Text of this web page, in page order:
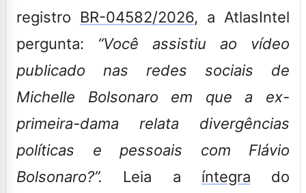
registro BR-04582/2026, a AtlasIntel
pergunta: “Você assistiu ao vídeo
publicado nas redes sociais de
Michelle Bolsonaro em que a ex-
primeira-dama relata divergências
políticas e pessoais com Flávio
Bolsonaro?”. Leia a íntegra do